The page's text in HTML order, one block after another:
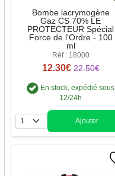
Bombe lacrymogène
Gaz CS 70% LE
PROTECTEUR Spécial
Force de l'Ordre - 100
ml
Réf : 18000
12.30€ 22.50€
En stock, expédié sous
12/24h
Quantité
Ajouter